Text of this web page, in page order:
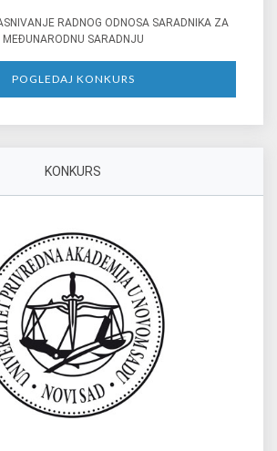
RADNOG ODNOSA SARADNIKA ZA
MEĐUNARODNU SARADNJU
POGLEDAJ KONKURS
KONKURS